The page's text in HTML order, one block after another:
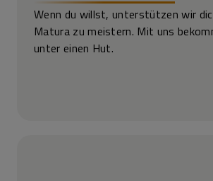
Wenn du willst, unterstützen wir
Matura zu meistern. Mit uns
unter einen Hut.